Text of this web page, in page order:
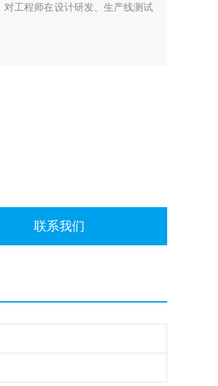
工程师在设计研发、生产线测试
联系我们